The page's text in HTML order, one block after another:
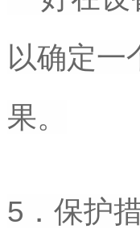
以确定一
果。
5．保护